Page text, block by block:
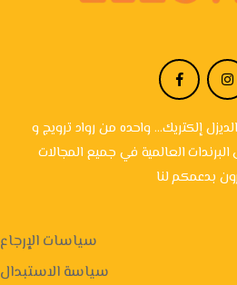
إلكتريك... واحده من رواد ترويج و
العالمية في جميع المجالات
بدعمكم لنا
سياسات الإرجاع
سياسة الاستبدال